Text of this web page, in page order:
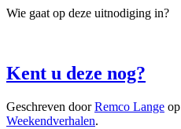
Wie gaat op deze uitnodiging in?
Kent u deze nog?
Geschreven doorRemco Lange op
Weekendverhalen.